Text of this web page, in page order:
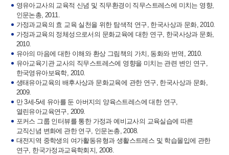
영유아교사의 교육적 신념 및 직무환경이 직무스트레스에 미치는 영향,
인문논총, 2011.
가정과교육의 효 교육 실천을 위한 탐색적 연구, 한국사상과 문화, 2010.
가정과교육의 정체성으로서의 문화교육에 대한 연구, 한국사상과 문화,
2010.
유아의 마음에 대한 이해와 환상 그림책의 가치, 동화와 번역, 2010.
유아교육기관 교사의 직무스트레스에 영향을 미치는 관련 변인 연구,
한국영유아보육학, 2010.
생태유아교육의 배후사상과 문화교육에 관한 연구, 한국사상과 문화,
2009.
만 3세-5세 유아를 둔 아버지의 양육스트레스에 대한 연구,
열린유아교육연구, 2009.
포커스 그룹 인터뷰를 통한 가정과 예비교사의 교육실습에 따른
교직신념 변화에 관한 연구, 인문논총, 2008.
대전지역 중학생의 여가활동유형과 생활스트레스 및 학습몰입에 관한
연구, 한국가정과교육학회지, 2008.